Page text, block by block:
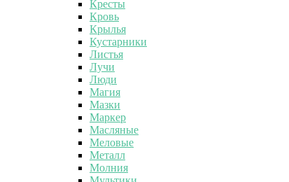
Кресты
Кровь
Крылья
Кустарники
Листья
Лучи
Люди
Магия
Мазки
Маркер
Масляные
Меловые
Металл
Молния